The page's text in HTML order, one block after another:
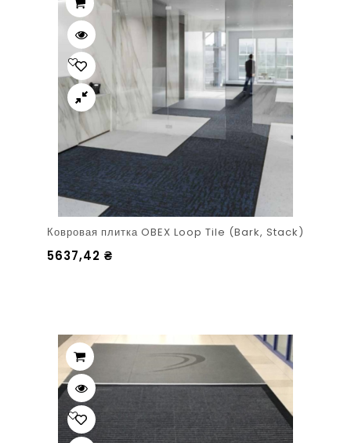
Ковровая плитка OBEX Loop Tile (Bark, Stack)
5637,42 ₴